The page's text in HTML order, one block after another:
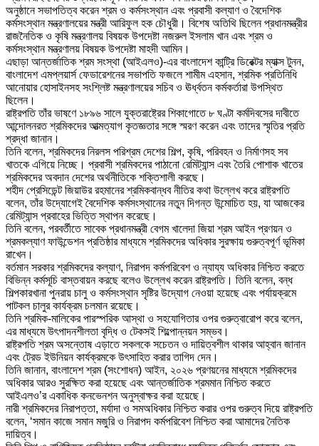
অনুষ্ঠানে সভাপতিত্ব করেন শ্রম ও কর্মসংস্থান এবং প্রবাসী কল্যাণ ও বৈদেশিক
কর্মসংস্থান মন্ত্রণালয়ের মন্ত্রী আরিফুল হক চৌধুরী। বিশেষ অতিথি ছিলেন প্রধানমন্ত্রীর
রাজনৈতিক ও কৃষি মন্ত্রণালয় বিষয়ক উপদেষ্টা নজরুল ইসলাম খান এবং শ্রম ও
কর্মসংস্থান মন্ত্রণালয় বিষয়ক উপদেষ্টা মাহদী আমিন।
এছাড়া আন্তর্জাতিক শ্রম সংস্থা (আইএলও)-এর বাংলাদেশ কান্ট্রি ডিরেক্টর ম্যাক্স টুনন,
বাংলাদেশ এমপ্লয়ার্স ফেডারেশনের সভাপতি ফজলে শামীম এহসান, শ্রমিক প্রতিনিধি
আনোয়ার হোসাইনসহ সংশ্লিষ্ট মন্ত্রণালয়ের সচিব ও ঊর্ধ্বতন কর্মকর্তারা উপস্থিত
ছিলেন।
রাষ্ট্রপতি তাঁর ভাষণে ১৮৯৬ সালে যুক্তরাষ্ট্রের শিকাগোতে ৮ ঘণ্টা কর্মদিবসের দাবীতে
আন্দোলনরত শ্রমিকদের আত্মত্যাগ কৃতজ্ঞতার সঙ্গে স্মরণ করেন এবং তাদের স্মৃতির প্রতি
শ্রদ্ধা জানান।
তিনি বলেন, শ্রমিকদের নিরলস পরিশ্রম দেশের শিল্প, কৃষি, পরিবহন ও নির্মাণসহ সব
খাতকে এগিয়ে নিচ্ছে। প্রবাসী শ্রমিকদের পাঠানো রেমিট্যান্স এবং তৈরি পোশাক খাতের
শ্রমিকদের অবদান দেশের অর্থনীতিকে শক্তিশালী করছে।
শহীদ প্রেসিডেন্ট জিয়াউর রহমানের শ্রমিকবান্ধব নীতির কথা উল্লেখ করে রাষ্ট্রপতি
বলেন, তাঁর উদ্যোগেই বৈদেশিক কর্মসংস্থানের নতুন দিগন্ত উন্মোচিত হয়, যা আজকের
রেমিট্যান্স প্রবাহের ভিত্তি স্থাপন করেছে।
তিনি বলেন, পরবর্তীতে সাবেক প্রধানমন্ত্রী বেগম খালেদা জিয়া শ্রম আইন প্রণয়ন ও
শ্রমকল্যাণ ফাউন্ডেশন প্রতিষ্ঠার মাধ্যমে শ্রমিকদের অধিকার সুরক্ষায় গুরুত্বপূর্ণ ভূমিকা
রাখেন।
বর্তমান সরকার শ্রমিকদের কল্যাণ, নিরাপদ কর্মপরিবেশ ও ন্যায্য অধিকার নিশ্চিত করতে
বিভিন্ন কর্মসূচি বাস্তবায়ন করছে বলেও উল্লেখ করেন রাষ্ট্রপতি। তিনি বলেন, বন্ধ
শিল্পকারখানা পুনরায় চালু ও কর্মসংস্থান সৃষ্টির উদ্যোগ নেওয়া হয়েছে এবং পর্যায়ক্রমে
পাটকল চালুর কার্যক্রম চলমান রয়েছে।
তিনি শ্রমিক-মালিকের পারস্পরিক আস্থা ও সহযোগিতার ওপর গুরুত্বারোপ করে বলেন,
এর মাধ্যমে উৎপাদনশীলতা বৃদ্ধি ও টেকসই শিল্পোন্নয়ন সম্ভব।
রাষ্ট্রপতি শ্রম অসন্তোষ এড়াতে সকলকে সচেতন ও দায়িত্বশীল থাকার আহ্বান জানান
এবং ট্রেড ইউনিয়ন কার্যক্রমকে উৎসাহিত করার তাগিদ দেন।
তিনি জানান, বাংলাদেশ শ্রম (সংশোধন) আইন, ২০২৬ প্রণয়নের মাধ্যমে শ্রমিকদের
অধিকার আরও সুরক্ষিত করা হয়েছে এবং আন্তর্জাতিক শ্রমমান নিশ্চিত করতে
আইএলও’র একাধিক কনভেনশন অনুস্বাক্ষর করা হয়েছে।
নারী শ্রমিকদের নিরাপত্তা, মর্যাদা ও সমঅধিকার নিশ্চিত করার ওপর গুরুত্ব দিয়ে রাষ্ট্রপতি
বলেন, ‘সমান কাজে সমান মজুরি ও নিরাপদ কর্মপরিবেশ নিশ্চিত করা আমাদের নৈতিক
দায়িত্ব।